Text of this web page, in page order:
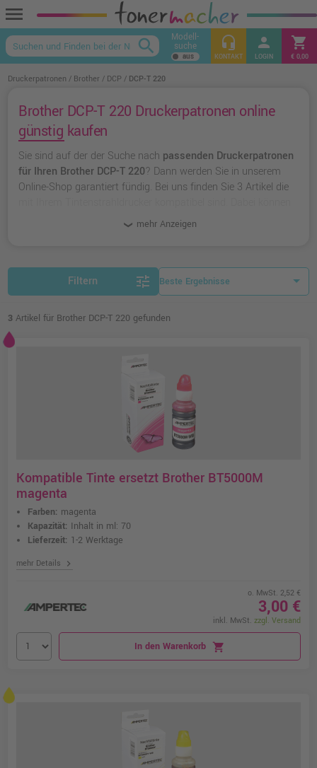
menu
keyboard_arrow_up
search Modell-
suche headset_mic
KONTAKT
person
LOGIN
shopping_cart
€ 0,00
Druckerpatronen Brother DCP DCP-T 220
Brother DCP-T 220 Druckerpatronen online
günstig kaufen
Sie sind auf der der Suche nach passenden Druckerpatronen
für Ihren Brother DCP-T 220? Dann werden Sie in unserem
Online-Shop garantiert fündig. Bei uns finden Sie 3 Artikel die
originalen Druckerpatronen von Brother
greifen.
mehr Anzeigen
Filtern tune
3 Artikel für Brother DCP-T 220 gefunden
Kompatible Tinte ersetzt Brother BT5000M
magenta
Farben: magenta
Kapazität: Inhalt in ml: 70
Lieferzeit: 1-2 Werktage
mehr Details chevron_right
o. MwSt. 2,52 €
3,00 €
inkl. MwSt. zzgl. Versand
In den Warenkorb shopping_cart